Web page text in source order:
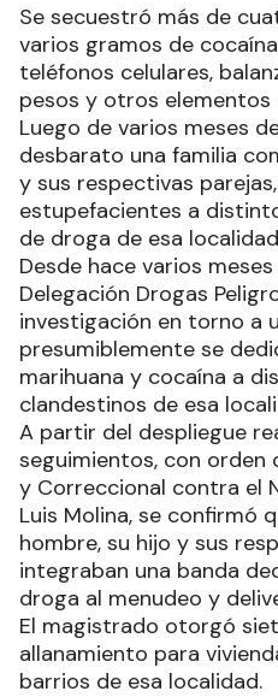
Se secuestró más de
varios gramos de
teléfonos celulares,
pesos y otros elementos
Luego de varios meses
desbarato una familia
y sus respectivas
estupefacientes a
de droga de esa
Desde hace varios
Delegación Drogas
investigación en torno a
presumiblemente se
marihuana y cocaína a
clandestinos de esa
A partir del despliegue
seguimientos, con orden
y Correccional contra el
Luis Molina, se confirmó
hombre, su hijo y sus
integraban una banda
droga al menudeo y
El magistrado otorgó
allanamiento para
barrios de esa localidad.